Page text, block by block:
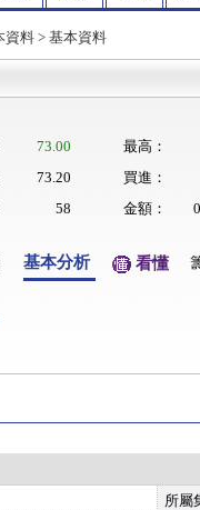
資料 > 基本資料
73.00
最高：
73.20
買進：
58 金額：
基本分析 看懂
所屬